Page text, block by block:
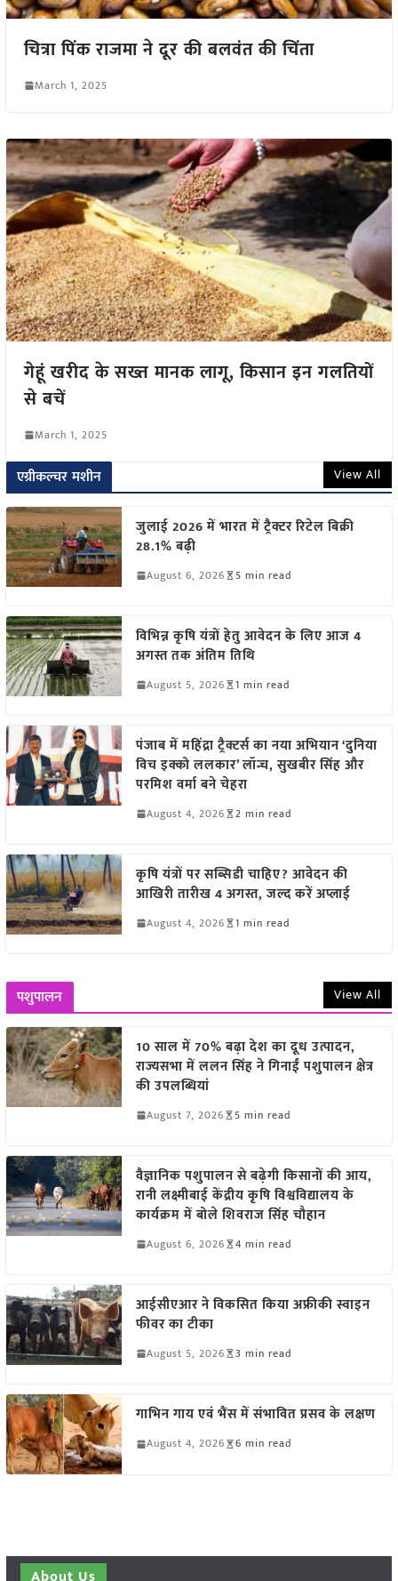
चित्रा पिंक राजमा ने दूर की बलवंत की चिंता
March 1, 2025
गेहूं खरीद के सख्त मानक लागू, किसान इन गलतियों
से बचें
March 1, 2025
एग्रीकल्चर मशीन View All
जुलाई 2026 में भारत में ट्रैक्टर रिटेल बिक्री
28.1% बढ़ी
August 6, 2026 5 min read
विभिन्न कृषि यंत्रों हेतु आवेदन के लिए आज 4
अगस्त तक अंतिम तिथि
August 5, 2026 1 min read
पंजाब में महिंद्रा ट्रैक्टर्स का नया अभियान ‘दुनिया
विच इक्को ललकार’ लॉन्च, सुखबीर सिंह और
परमिश वर्मा बने चेहरा
August 4, 2026 2 min read
कृषि यंत्रों पर सब्सिडी चाहिए? आवेदन की
आखिरी तारीख 4 अगस्त, जल्द करें अप्लाई
August 4, 2026 1 min read
पशुपालन View All
10 साल में 70% बढ़ा देश का दूध उत्पादन,
राज्यसभा में ललन सिंह ने गिनाईं पशुपालन क्षेत्र
की उपलब्धियां
August 7, 2026 5 min read
वैज्ञानिक पशुपालन से बढ़ेगी किसानों की आय,
रानी लक्ष्मीबाई केंद्रीय कृषि विश्वविद्यालय के
कार्यक्रम में बोले शिवराज सिंह चौहान
August 6, 2026 4 min read
आईसीएआर ने विकसित किया अफ्रीकी स्वाइन
फीवर का टीका
August 5, 2026 3 min read
गाभिन गाय एवं भैंस में संभावित प्रसव के लक्षण
August 4, 2026 6 min read